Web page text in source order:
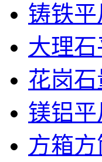
铸铁平
大理
花岗石
镁铝平
方箱方